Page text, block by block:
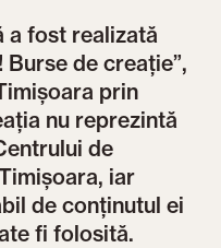
a fost realizată
de creație”,
prin
nu reprezintă
de
iar
de conținutul ei
fi folosită.